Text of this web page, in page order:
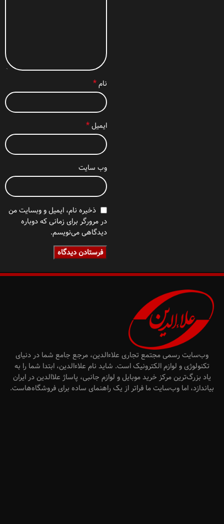
نام*
ایمیل*
وب‌ سایت
ذخیره نام، ایمیل و وبسایت من
در مرورگر برای زمانی که دوباره
دیدگاهی می‌نویسم.
وب‌سایت رسمی مجتمع تجاری علاءالدین، مرجع جامع شما در دنیای
تکنولوژی و لوازم الکترونیک است. شاید نام علاءالدین، ابتدا شما را به
یاد بزرگ‌ترین مرکز خرید موبایل و لوازم جانبی، پاساژ علاالدین در ایران
بیاندازد، اما وب‌سایت ما فراتر از یک راهنمای ساده برای فروشگاه‌هاست.